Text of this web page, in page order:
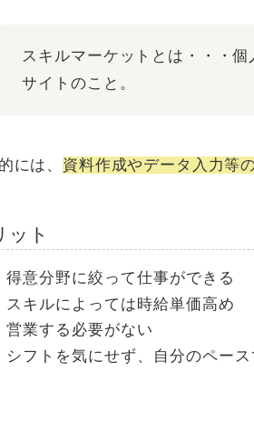
スキルマーケット とは・・・
サイトのこと。
には、 資料作成やデータ入力等
ット
得意分野に絞って仕事ができる
スキルによっては時給単価高め
営業する必要がない
シフトを気にせず、自分のペー